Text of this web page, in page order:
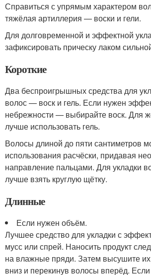
Справиться с упрямым характером
тяжёлая артиллерия — воски и гели.
Для долговременной и эффектной
зафиксировать прическу лаком
Короткие
Два беспроигрышных средства для
волос — воск и гель. Если нужен
небрежности — выбирайте воск. Для
лучше использовать гель.
Волосы длиной до пяти сантиметров
использования расчёски, придавая
направление пальцами. Для укладки
лучше взять круглую щётку.
Длинные
Если нужен объём.
Лучшее средство для укладки с
мусс или спрей. Наносить продукт
на влажные пряди. Затем высушите
вниз и перекинув волосы вперёд.